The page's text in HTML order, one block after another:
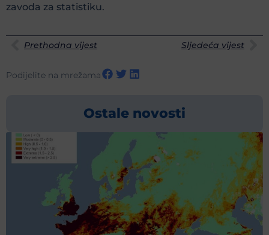
zavoda za statistiku.
Prethodna vijest Sljedeća vijest
Podijelite na mrežama
Ostale novosti